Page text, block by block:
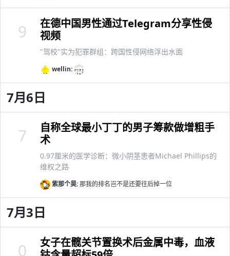
在德中国男性通过Telegram分享性侵
视频
"驾校"实为犯罪群组：跨国性侵网络浮出水面
wellin:
9
7月6日
自称全球最小丁丁的男子筹款做增粗手
术
0.97厘米的医学诊断：微小阴茎患者Michael Phillips的
维权之路
紫那个昊:那我的排名岂不是还要往后掉一位
7
7月3日
女子在髋关节置换术后金属中毒，血液
0